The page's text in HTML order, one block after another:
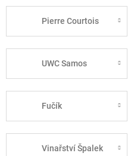
Pierre Courtois
UWC Samos
Fučík
Vinařství Špalek